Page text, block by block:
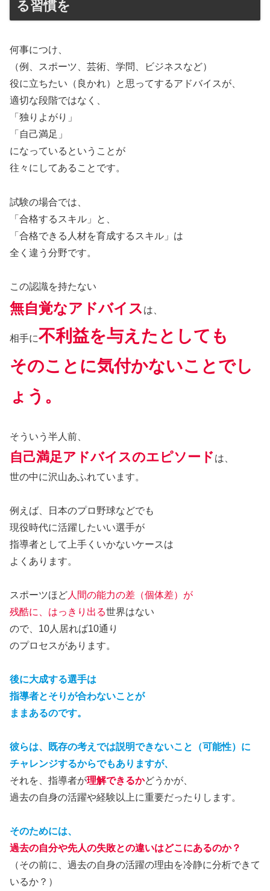
る習慣を
何事につけ、
（例、スポーツ、芸術、学問、ビジネスなど）
役に立ちたい（良かれ）と思ってするアドバイスが、
適切な段階ではなく、
「独りよがり」
「自己満足」
になっているということが
往々にしてあることです。
試験の場合では、
「合格するスキル」と、
「合格できる人材を育成するスキル」は
全く違う分野です。
この認識を持たない
無自覚なアドバイス は、
相手に不利益を与えたとしても
そのことに気付かないことでし
ょう。
そういう半人前、
自己満足アドバイスのエピソードは、
世の中に沢山あふれています。
例えば、日本のプロ野球などでも
現役時代に活躍したいい選手が
指導者として上手くいかないケースは
よくあります。
スポーツほど人間の能力の差（個体差）が
残酷に、はっきり出る世界はない
ので、10人居れば10通り
のプロセスがあります。
後に大成する選手は
指導者とそりが合わないことが
ままあるのです。
彼らは、既存の考えでは説明できないこと（可能性）に
チャレンジするからでもありますが、
それを、指導者が理解できるかどうかが、
過去の自身の活躍や経験以上に重要だったりします。
そのためには、
過去の自分や先人の失敗との違いはどこにあるのか？
（その前に、過去の自身の活躍の理由を冷静に分析できて
いるか？）